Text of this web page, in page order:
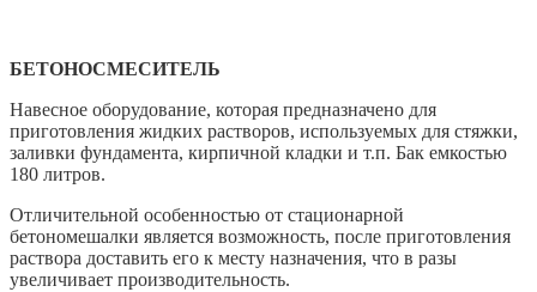
БЕТОНОСМЕСИТЕЛЬ
Навесное оборудование, которая предназначено для
приготовления жидких растворов, используемых для стяжки,
заливки фундамента, кирпичной кладки и т.п. Бак емкостью
180 литров.
Отличительной особенностью от стационарной
бетономешалки является возможность, после приготовления
раствора доставить его к месту назначения, что в разы
увеличивает производительность.